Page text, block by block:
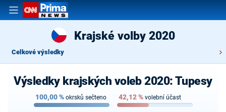
Krajské volby 2020
Celkové výsledky
Výsledky krajských voleb 2020: Tupesy
100,00% okrsků sečteno 42,12% volební účast